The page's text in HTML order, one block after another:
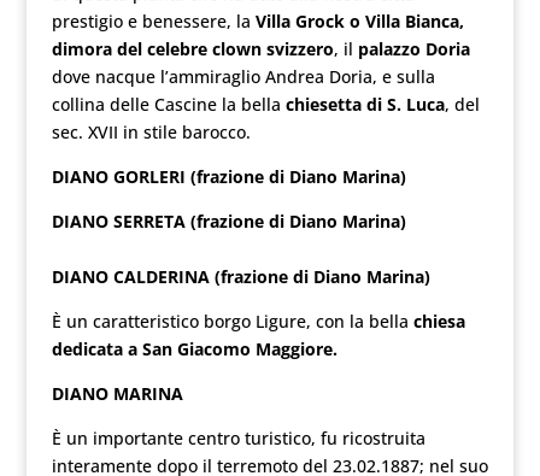
prestigio e benessere, la Villa Grock o Villa Bianca,
dimora del celebre clown svizzero, il palazzo Doria
dove nacque l’ammiraglio Andrea Doria, e sulla
collina delle Cascine la bella chiesetta di S. Luca, del
sec. XVII in stile barocco.
DIANO GORLERI (frazione di Diano Marina)
DIANO SERRETA (frazione di Diano Marina)
DIANO CALDERINA (frazione di Diano Marina)
È un caratteristico borgo Ligure, con la bella chiesa
dedicata a San Giacomo Maggiore.
DIANO MARINA
È un importante centro turistico, fu ricostruita
interamente dopo il terremoto del 23.02.1887; nel suo